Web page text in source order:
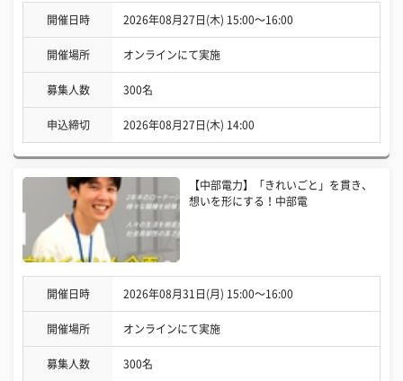
開催日時 2026年08月27日(木) 15:00〜16:00
開催場所 オンラインにて実施
募集人数 300名
申込締切 2026年08月27日(木) 14:00
【中部電力】「きれいごと」を貫き、
想いを形にする！中部電
開催日時 2026年08月31日(月) 15:00〜16:00
開催場所 オンラインにて実施
募集人数 300名